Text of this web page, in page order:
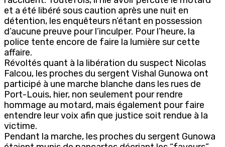
et a été libéré sous caution après une nuit en
détention, les enquêteurs n’étant en possession
d’aucune preuve pour l’inculper. Pour l’heure, la
police tente encore de faire la lumière sur cette
affaire.
Révoltés quant à la libération du suspect Nicolas
Falcou, les proches du sergent Vishal Gunowa ont
participé à une marche blanche dans les rues de
Port-Louis, hier, non seulement pour rendre
hommage au motard, mais également pour faire
entendre leur voix afin que justice soit rendue à la
victime.
Pendant la marche, les proches du sergent Gunowa